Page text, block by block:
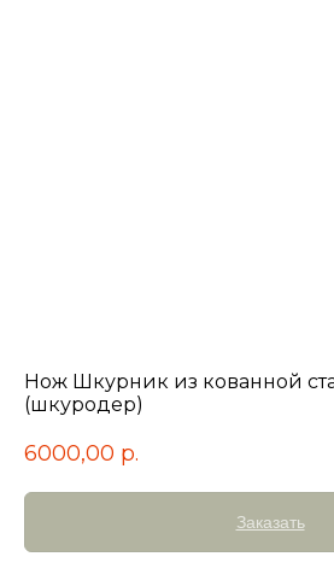
Нож Шкурник из кованной
(шкуродер)
6000,00 р.
Заказать